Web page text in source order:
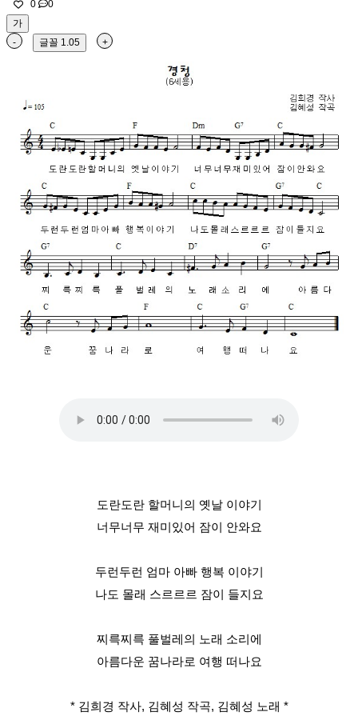
0
0
가
-
글꼴 1.05 +
도란도란 할머니의 옛날 이야기
너무너무 재미있어 잠이 안와요
두런두런 엄마 아빠 행복 이야기
나도 몰래 스르르르 잠이 들지요
찌륵찌륵 풀벌레의 노래 소리에
아름다운 꿈나라로 여행 떠나요
* 김희경 작사, 김혜성 작곡, 김혜성 노래 *